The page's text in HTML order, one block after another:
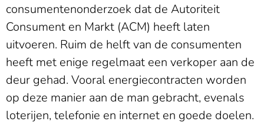
consumentenonderzoek dat de Autoriteit
Consument en Markt (ACM) heeft laten
uitvoeren. Ruim de helft van de consumenten
heeft met enige regelmaat een verkoper aan de
deur gehad. Vooral energiecontracten worden
op deze manier aan de man gebracht, evenals
loterijen, telefonie en internet en goede doelen.